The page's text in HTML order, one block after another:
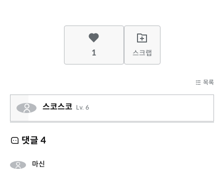
1 스크랩
목록
스코스코 Lv. 6
댓글 4
마신